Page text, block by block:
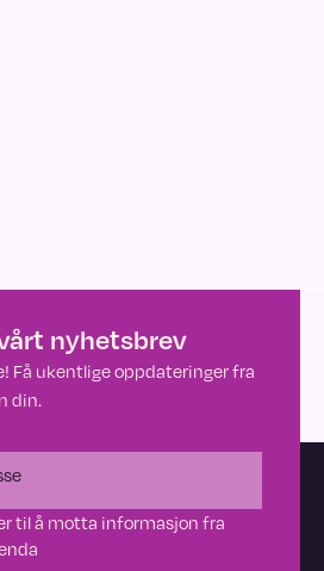
nyhetsbrev
Få ukentlige oppdateringer fra
din.
til å motta informasjon fra